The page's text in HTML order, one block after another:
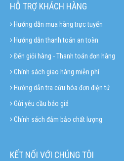
HỖ TRỢ KHÁCH HÀNG
Hướng dẫn mua hàng trực tuyến
Hướng dẫn thanh toán an toàn
Đến giỏi hàng - Thanh toán đơn hàng
Chính sách giao hàng miễn phí
Hướng dẫn tra cứu hóa đơn điện tử
Gửi yêu cầu báo giá
Chính sách đảm bảo chất lượng
KẾT NỐI VỚI CHÚNG TÔI